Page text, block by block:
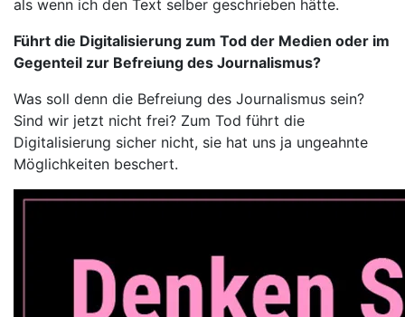
als wenn ich den Text selber geschrieben hätte.
Führt die Digitalisierung zum Tod der Medien oder im
Gegenteil zur Befreiung des Journalismus?
Was soll denn die Befreiung des Journalismus sein?
Sind wir jetzt nicht frei? Zum Tod führt die
Digitalisierung sicher nicht, sie hat uns ja ungeahnte
Möglichkeiten beschert.